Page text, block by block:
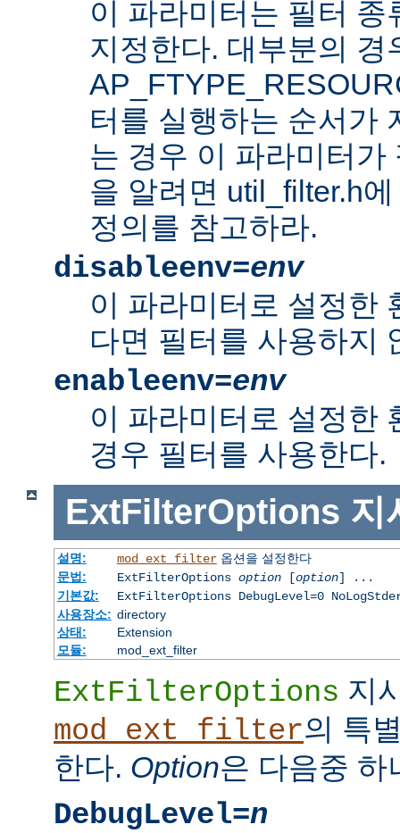
이 파라미터는 필터
지정한다. 대부분의 경
터를 실행하는 순서가
는 경우 이 파라미터가
을 알려면 util_filter.h
정의를 참고하라.
disableenv=env
이 파라미터로 설정한
다면 필터를 사용하지
enableenv=env
이 파라미터로 설정한
경우 필터를 사용한다.
ExtFilterOptions 지
설명: mod_ext_filter옵션을 설정한다
문법:
ExtFilterOptions option[option] ...
기본값:
ExtFilterOptions DebugLevel=0
사용장소: directory
상태:
Extension
모듈:
mod_ext_filter
ExtFilterOptions 지
mod_ext_filter의 특
한다. Option은 다음중 하
DebugLevel=n